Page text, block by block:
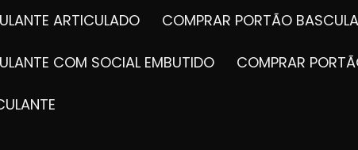
ARTICULADO COMPRAR PORTÃO
COM SOCIAL EMBUTIDO COMPRAR